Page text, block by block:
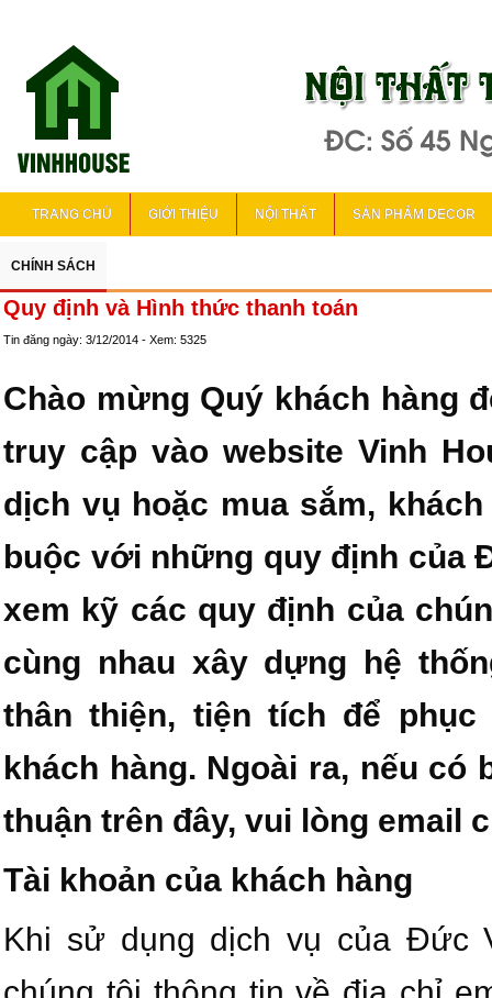
TRANG CHỦ GIỚI THIỆU NỘI THẤT SẢN PHẨM DECOR
CHÍNH SÁCH
Quy định và Hình thức thanh toán
Tin đăng ngày: 3/12/2014 - Xem: 5325
Chào mừng Quý khách hàng
truy cập vào website Vinh
dịch vụ hoặc mua sắm,
buộc với những quy định của
xem kỹ các quy định của
cùng nhau xây dựng hệ
thân thiện, tiện tích để
khách hàng. Ngoài ra, nếu
thuận trên đây, vui lòng email
Tài khoản của khách hàng
Khi sử dụng dịch vụ của Đức